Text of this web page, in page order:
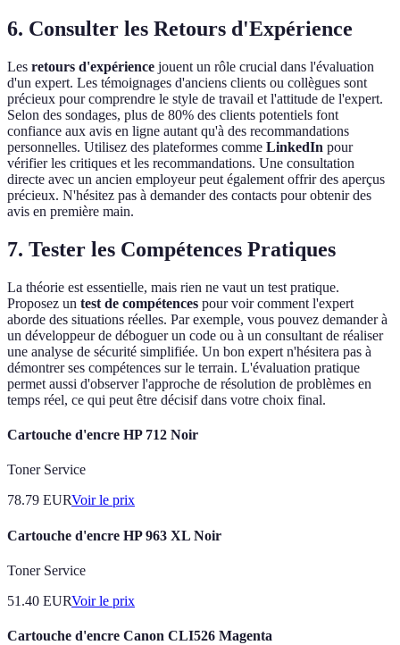
6. Consulter les Retours d'Expérience
Les retours d'expérience jouent un rôle crucial dans l'évaluation
d'un expert. Les témoignages d'anciens clients ou collègues sont
précieux pour comprendre le style de travail et l'attitude de l'expert.
Selon des sondages, plus de 80% des clients potentiels font
confiance aux avis en ligne autant qu'à des recommandations
personnelles. Utilisez des plateformes comme LinkedIn pour
vérifier les critiques et les recommandations. Une consultation
directe avec un ancien employeur peut également offrir des aperçus
précieux. N'hésitez pas à demander des contacts pour obtenir des
avis en première main.
7. Tester les Compétences Pratiques
La théorie est essentielle, mais rien ne vaut un test pratique.
Proposez un test de compétences pour voir comment l'expert
aborde des situations réelles. Par exemple, vous pouvez demander à
un développeur de déboguer un code ou à un consultant de réaliser
une analyse de sécurité simplifiée. Un bon expert n'hésitera pas à
démontrer ses compétences sur le terrain. L'évaluation pratique
permet aussi d'observer l'approche de résolution de problèmes en
temps réel, ce qui peut être décisif dans votre choix final.
Cartouche d'encre HP 712 Noir
Toner Service
78.79 EURVoir le prix
Cartouche d'encre HP 963 XL Noir
Toner Service
51.40 EURVoir le prix
Cartouche d'encre Canon CLI526 Magenta